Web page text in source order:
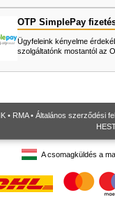
OTP SimplePay
Ügyfeleink kényelme
szolgáltatónk mostantól az
• RMA• Általános szerződési
A csomagküldés a